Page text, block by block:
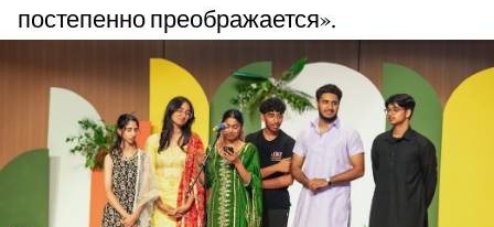
постепенно преображается».